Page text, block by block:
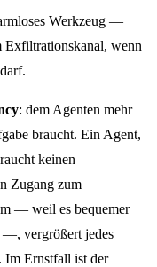
Werkzeug —
wenn
: dem Agenten mehr
braucht. Ein Agent,
keinen
Zugang zum
— weil es bequemer
—, vergrößert jedes
Im Ernstfall ist der